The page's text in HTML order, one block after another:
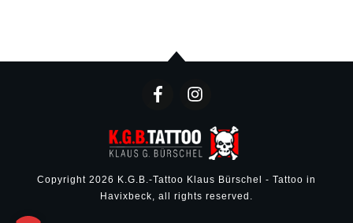
Copyright 2026 K.G.B.-Tattoo Klaus Bürschel - Tattoo in
Havixbeck, all rights reserved.